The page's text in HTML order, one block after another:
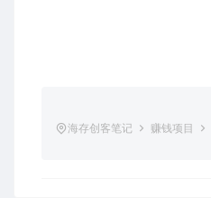
海存创客笔记 赚钱项目